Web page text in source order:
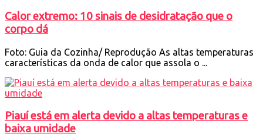
Calor extremo: 10 sinais de desidratação que o
corpo dá
Foto: Guia da Cozinha/ Reprodução As altas temperaturas
características da onda de calor que assola o ...
Piauí está em alerta devido a altas temperaturas e
baixa umidade